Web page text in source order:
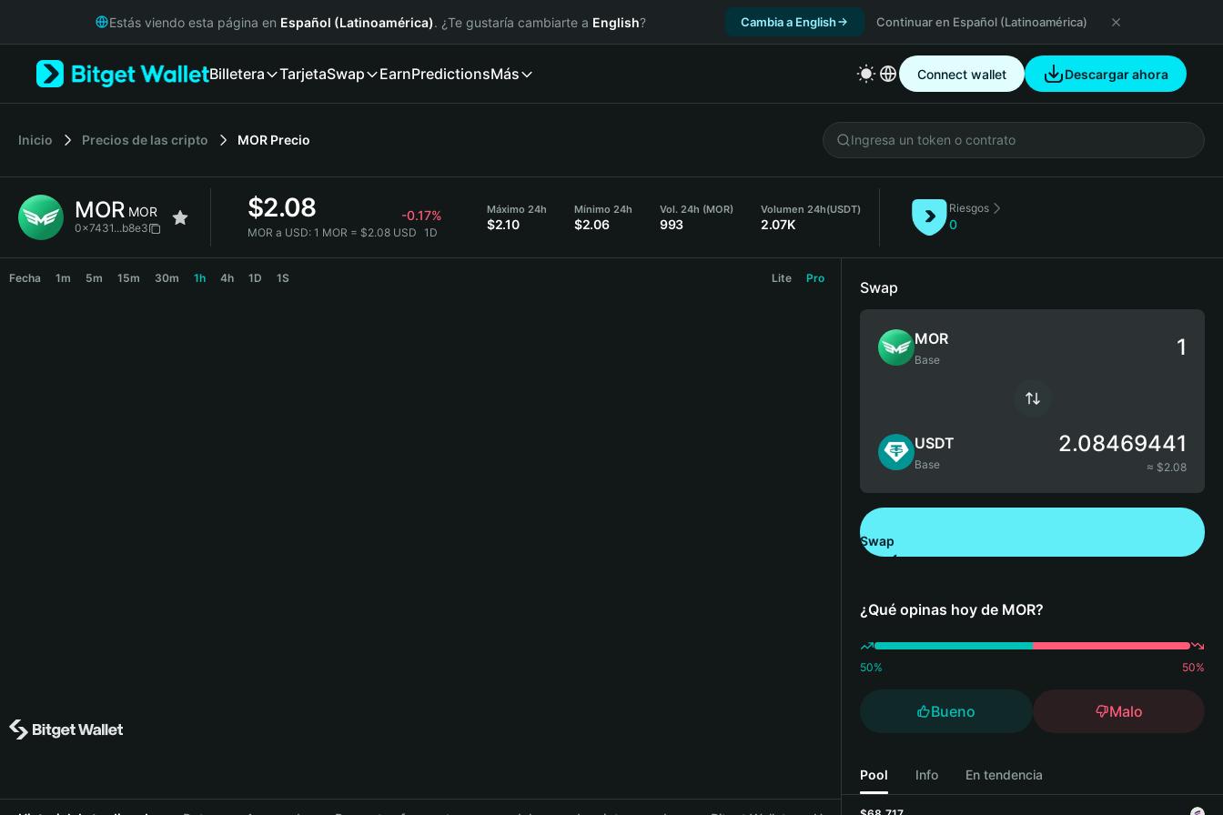
Русский
Italiano
简体中文
繁體中文
Bahasa Indonesia
Estás viendo esta página en Español (Latinoamérica). ¿Te gustaría cambiarte a English? Cambia a English Continuar en Español (Latinoamérica)
Billetera TarjetaSwap EarnPredictionsMás Connect wallet Descargar ahora
Inicio Precios de las cripto MOR Precio
MOR MOR
0x7431...b8e3
$2.08 -0.17%
MOR a USD: 1 MOR = $2.08 USD 1D
Máximo 24h
$2.10
Mínimo 24h
$2.06
Vol. 24h (MOR)
993
Volumen 24h(USDT)
2.07K
Riesgos
0
Fecha 1m 5m 15m 30m 1h 4h 1D 1S Lite Pro
Swap
MOR
Base
USDT
Base
2.08469441
≈ $2.08
Swap
¿Qué opinas hoy de MOR?
50% 50%
Bueno Malo
Pool Info En tendencia